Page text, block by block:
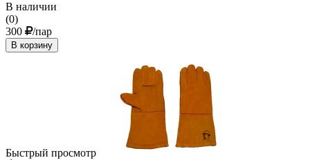
В наличии
(0)
300
/пар
В корзину
Быстрый просмотр